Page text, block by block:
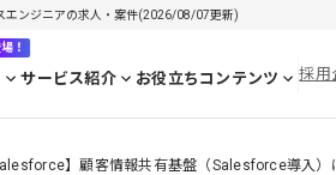
エンジニアの求人・案件(2026/08/07更新)
！
サービス紹介 お役立ちコンテンツ 採用
】顧客情報共有基盤（Salesforce導入）